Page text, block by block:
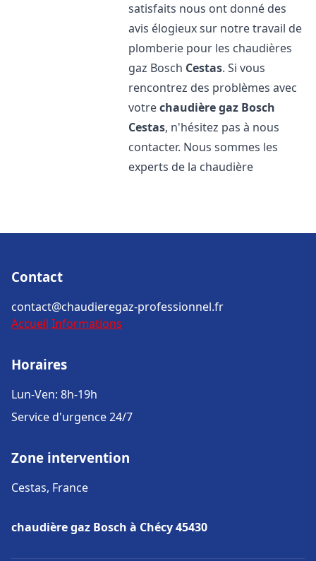
satisfaits nous ont donné des
avis élogieux sur notre travail de
plomberie pour les chaudières
gaz Bosch Cestas. Si vous
rencontrez des problèmes avec
votrechaudière gaz Bosch
Cestas, n'hésitez pas à nous
contacter. Nous sommes les
experts de la chaudière
Contact
contact@chaudieregaz-professionnel.fr
Accueil Informations
Horaires
Lun-Ven: 8h-19h
Service d'urgence 24/7
Zone intervention
Cestas, France
chaudière gaz Bosch à Chécy 45430